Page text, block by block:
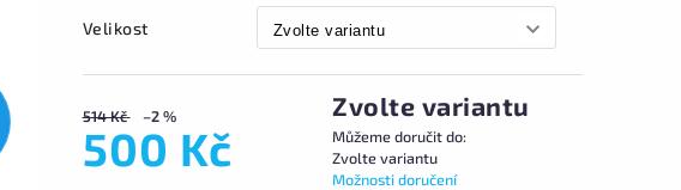
Velikost
514 Kč –2 %
500 Kč
Zvolte variantu
Můžeme doručit do:
Zvolte variantu
Možnosti doručení